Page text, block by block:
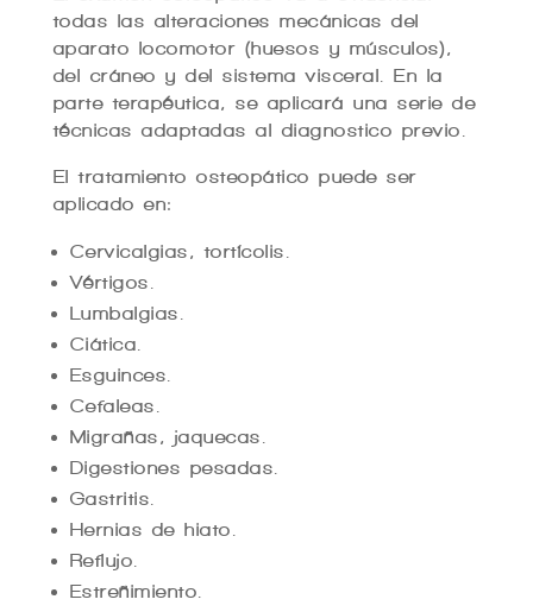
todas las alteraciones mecánicas del
aparato locomotor (huesos y músculos),
del cráneo y del sistema visceral. En la
parte terapéutica, se aplicará una serie de
técnicas adaptadas al diagnostico previo.
El tratamiento osteopático puede ser
aplicado en:
Cervicalgias, tortícolis.
Vértigos.
Lumbalgias.
Ciática.
Esguinces.
Cefaleas.
Migrañas, jaquecas.
Digestiones pesadas.
Gastritis.
Hernias de hiato.
Reflujo.
Estreñimiento.